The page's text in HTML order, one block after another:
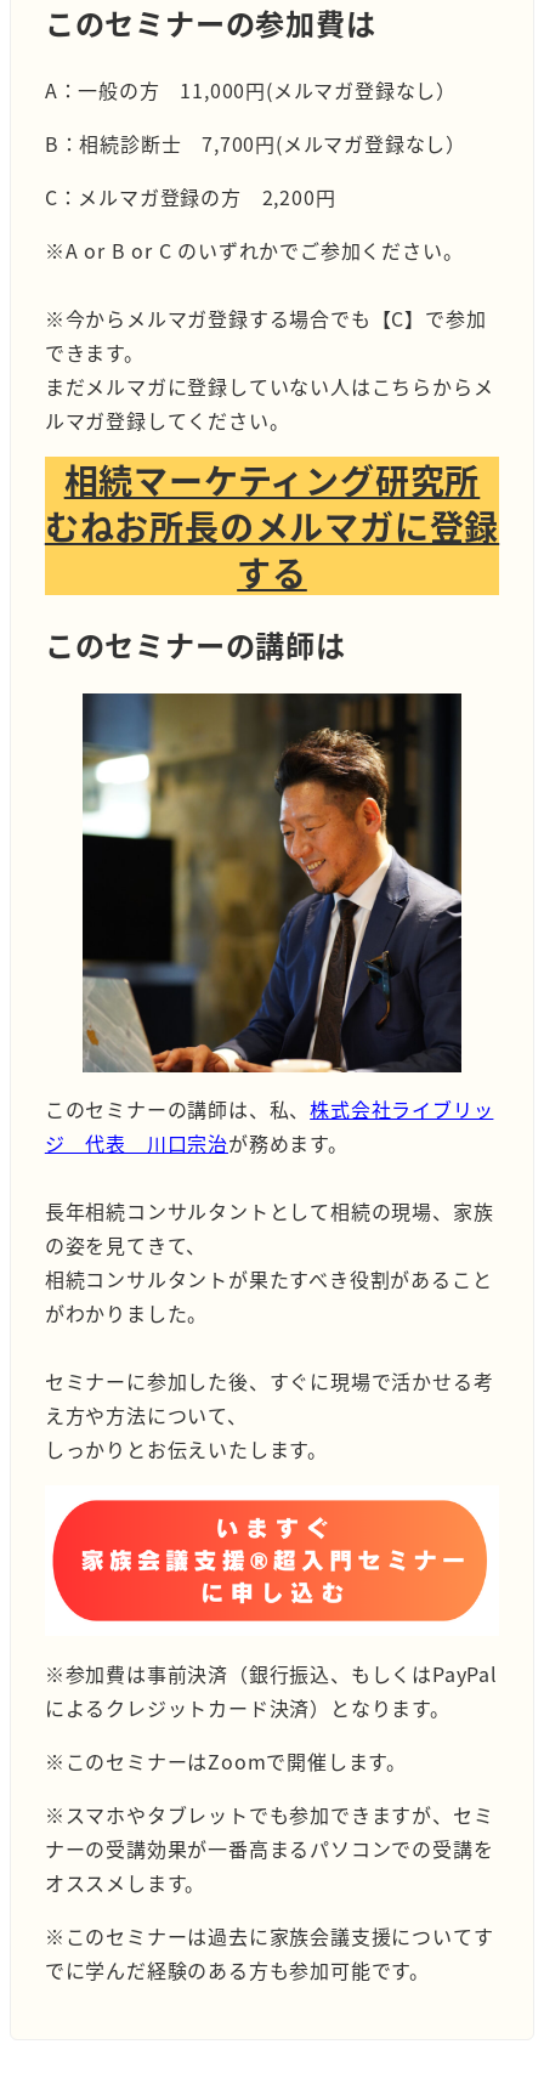
このセミナーの参加費は
A：一般の方 11,000円(メルマガ登録なし）
B：相続診断士 7,700円(メルマガ登録なし）
C：メルマガ登録の方 2,200円
※A or B or C のいずれかでご参加ください。
※今からメルマガ登録する場合でも【C】で参加
できます。
まだメルマガに登録していない人はこちらからメ
ルマガ登録してください。
相続マーケティング研究所
むねお所長のメルマガに登録
する
このセミナーの講師は
このセミナーの講師は、私、株式会社ライブリッ
ジ 代表 川口宗治が務めます。
長年相続コンサルタントとして相続の現場、家族
の姿を見てきて、
相続コンサルタントが果たすべき役割があること
がわかりました。
セミナーに参加した後、すぐに現場で活かせる考
え方や方法について、
しっかりとお伝えいたします。
※参加費は事前決済（銀行振込、もしくはPayPal
によるクレジットカード決済）となります。
※このセミナーはZoomで開催します。
※スマホやタブレットでも参加できますが、セミ
ナーの受講効果が一番高まるパソコンでの受講を
オススメします。
※このセミナーは過去に家族会議支援についてす
でに学んだ経験のある方も参加可能です。